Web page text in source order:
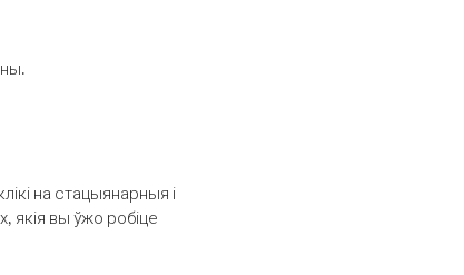
на стацыянарныя і
якія вы ўжо робіце